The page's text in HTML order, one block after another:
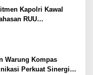
Kapolri Kawal
RUU
Warung Kompas
Perkuat Sinergi